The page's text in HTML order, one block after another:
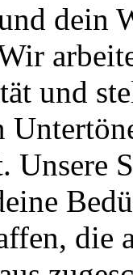
dein
und
Unsere